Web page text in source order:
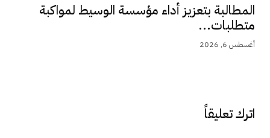
المطالبة بتعزيز أداء مؤسسة الوسيط لمواكبة
متطلبات...
أغسطس 6, 2026
اترك تعليقاً